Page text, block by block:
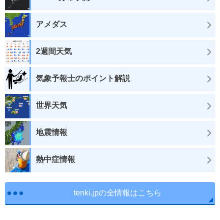
アメダス
2週間天気
気象予報士のポイント解説
世界天気
地震情報
熱中症情報
tenki.jpの全情報はこちら